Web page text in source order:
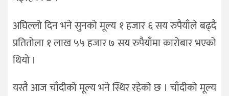
अघिल्लो दिन भने सुनको मूल्य १ हजार ६ सय रुपैयाँले बढ्दै
प्रतितोला १ लाख ५५ हजार ७ सय रुपैयाँमा कारोबार भएको
थियो ।
यस्तै आज चाँदीको मूल्य भने स्थिर रहेको छ । चाँदीको मूल्य